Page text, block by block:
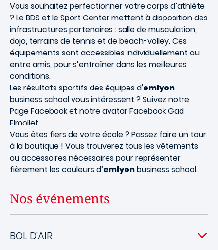
Vous souhaitez perfectionner votre corps d’athlète
? Le BDS et le Sport Center mettent à disposition des
infrastructures partenaires : salle de musculation,
dojo, terrains de tennis et de beach-volley. Ces
équipements sont accessibles individuellement ou
entre amis, pour s’entraîner dans les meilleures
conditions.
Les résultats sportifs des équipes d'emlyon
business school vous intéressent ? Suivez notre
Page Facebook et notre avatar Facebook Gad
Elmollet.
Vous êtes fiers de votre école ? Passez faire un tour
à la boutique ! Vous trouverez tous les vêtements
ou accessoires nécessaires pour représenter
fièrement les couleurs d’emlyonbusiness school.
Nos événements
BOL D'AIR